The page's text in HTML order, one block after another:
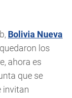
Bolivia Nueva
los
ahora es
que se
invitan